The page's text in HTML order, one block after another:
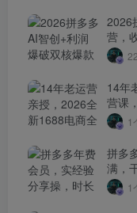
2026
营，
0-1打
14年
营课
+工具
1
拼多
满，
1